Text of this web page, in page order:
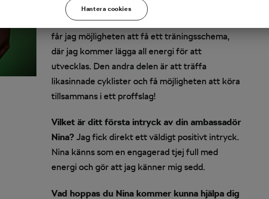
det skulle vara otroligt utvecklande att få hjälp
med ett träningsupplägg. Med Skoda Teamet
får jag möjligheten att få ett träningsschema,
där jag kommer lägga all energi för att
utvecklas. Den andra delen är att träffa
likasinnade cyklister och få möjligheten att köra
tillsammans i ett proffslag!
Vilket är ditt första intryck av din ambassadör
Nina? Jag fick direkt ett väldigt positivt intryck.
Nina känns som en engagerad tjej full med
energi och gör att jag känner mig sedd.
Vad hoppas du Nina kommer kunna hjälpa dig
Hantera cookies